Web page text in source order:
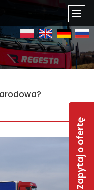
Zapytaj o ofertę